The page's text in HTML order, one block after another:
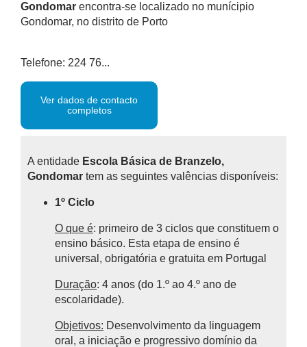
Gondomar encontra-se localizado no munícipio
Gondomar, no distrito de Porto
Telefone: 224 76...
Ver dados de contacto
completos
A entidade Escola Básica de Branzelo,
Gondomar tem as seguintes valências disponíveis:
1º Ciclo
O que é: primeiro de 3 ciclos que constituem o
ensino básico. Esta etapa de ensino é
universal, obrigatória e gratuita em Portugal
Duração: 4 anos (do 1.º ao 4.º ano de
escolaridade).
Objetivos: Desenvolvimento da linguagem
oral, a iniciação e progressivo domínio da